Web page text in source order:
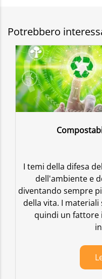
Potrebbero
I temi della difesa
dell'ambiente e
diventando sempre
della vita. I
quindi un fattore